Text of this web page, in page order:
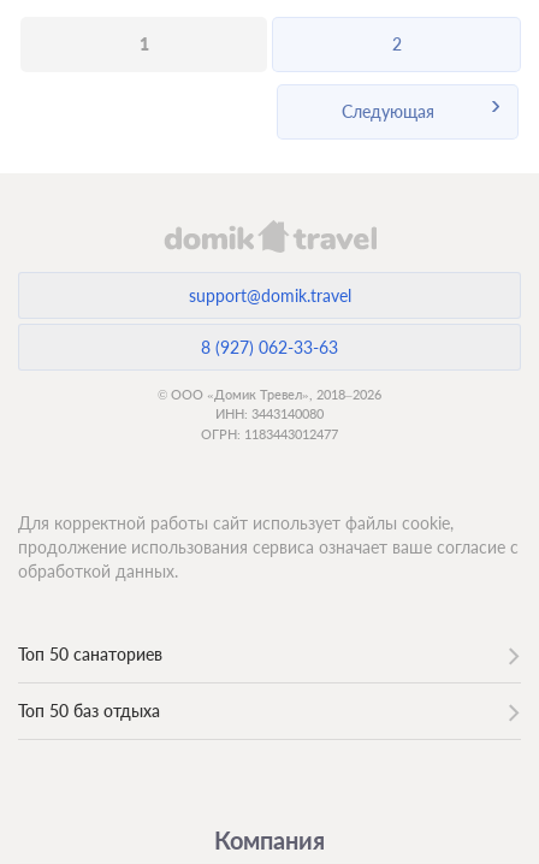
1 2
Следующая
support@domik.travel
8 (927) 062-33-63
© ООО «Домик Тревел», 2018–2026
ИНН: 3443140080
ОГРН: 1183443012477
Топ 50 санаториев
Топ 50 баз отдыха
Компания
Для корректной работы сайт использует файлы cookie,
продолжение использования сервиса означает ваше согласие с
обработкой данных.